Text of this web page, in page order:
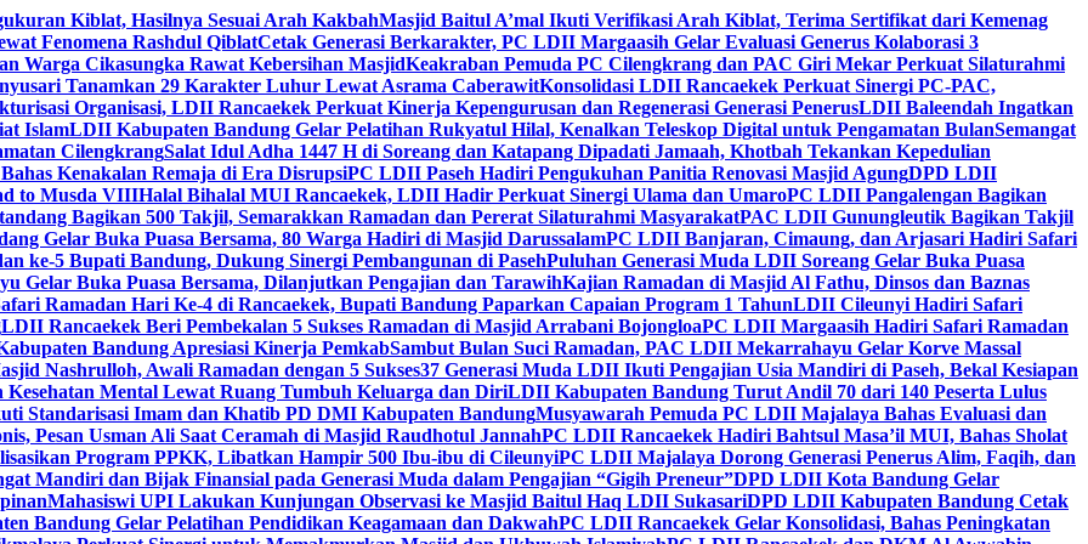
Kiblat, Hasilnya Sesuai Arah KakbahMasjid Baitul A’mal Ikuti Verifikasi Arah Kiblat, Terima Sertifikat dari Kemenag
Fenomena Rashdul QiblatCetak Generasi Berkarakter, PC LDII Margaasih Gelar Evaluasi Generus Kolaborasi 3
Warga Cikasungka Rawat Kebersihan MasjidKeakraban Pemuda PC Cilengkrang dan PAC Giri Mekar Perkuat Silaturahmi
Tanamkan 29 Karakter Luhur Lewat Asrama CaberawitKonsolidasi LDII Rancaekek Perkuat Sinergi PC-PAC,
Organisasi, LDII Rancaekek Perkuat Kinerja Kepengurusan dan Regenerasi Generasi PenerusLDII Baleendah Ingatkan
IslamLDII Kabupaten Bandung Gelar Pelatihan Rukyatul Hilal, Kenalkan Teleskop Digital untuk Pengamatan BulanSemangat
CilengkrangSalat Idul Adha 1447 H di Soreang dan Katapang Dipadati Jamaah, Khotbah Tekankan Kepedulian
Kenakalan Remaja di Era DisrupsiPC LDII Paseh Hadiri Pengukuhan Panitia Renovasi Masjid AgungDPD LDII
to Musda VIIIHalal Bihalal MUI Rancaekek, LDII Hadir Perkuat Sinergi Ulama dan UmaroPC LDII Pangalengan Bagikan
Bagikan 500 Takjil, Semarakkan Ramadan dan Pererat Silaturahmi MasyarakatPAC LDII Gunungleutik Bagikan Takjil
Gelar Buka Puasa Bersama, 80 Warga Hadiri di Masjid DarussalamPC LDII Banjaran, Cimaung, dan Arjasari Hadiri Safari
ke-5 Bupati Bandung, Dukung Sinergi Pembangunan di PasehPuluhan Generasi Muda LDII Soreang Gelar Buka Puasa
Gelar Buka Puasa Bersama, Dilanjutkan Pengajian dan TarawihKajian Ramadan di Masjid Al Fathu, Dinsos dan Baznas
Ramadan Hari Ke-4 di Rancaekek, Bupati Bandung Paparkan Capaian Program 1 TahunLDII Cileunyi Hadiri Safari
LDII Rancaekek Beri Pembekalan 5 Sukses Ramadan di Masjid Arrabani BojongloaPC LDII Margaasih Hadiri Safari Ramadan
Bandung Apresiasi Kinerja PemkabSambut Bulan Suci Ramadan, PAC LDII Mekarrahayu Gelar Korve Massal
Nashrulloh, Awali Ramadan dengan 5 Sukses37 Generasi Muda LDII Ikuti Pengajian Usia Mandiri di Paseh, Bekal Kesiapan
Mental Lewat Ruang Tumbuh Keluarga dan DiriLDII Kabupaten Bandung Turut Andil 70 dari 140 Peserta Lulus
Standarisasi Imam dan Khatib PD DMI Kabupaten BandungMusyawarah Pemuda PC LDII Majalaya Bahas Evaluasi dan
Pesan Usman Ali Saat Ceramah di Masjid Raudhotul JannahPC LDII Rancaekek Hadiri Bahtsul Masa’il MUI, Bahas Sholat
Program PPKK, Libatkan Hampir 500 Ibu-ibu di CileunyiPC LDII Majalaya Dorong Generasi Penerus Alim, Faqih, dan
Mandiri dan Bijak Finansial pada Generasi Muda dalam Pengajian “Gigih Preneur”DPD LDII Kota Bandung Gelar
Mahasiswi UPI Lakukan Kunjungan Observasi ke Masjid Baitul Haq LDII SukasariDPD LDII Kabupaten Bandung Cetak
Bandung Gelar Pelatihan Pendidikan Keagamaan dan DakwahPC LDII Rancaekek Gelar Konsolidasi, Bahas Peningkatan